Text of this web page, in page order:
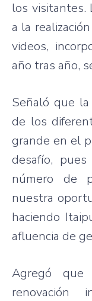
los visitantes.
a la realización
videos,
año tras año,
Señaló que la
de los
grande en el
desafío, pues
número de
nuestra
haciendo
afluencia de
Agregó que
renovación